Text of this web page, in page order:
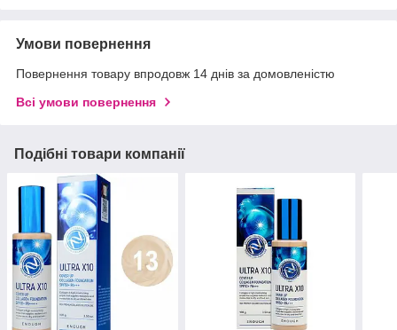
Умови повернення
Повернення товару впродовж 14 днів за домовленістю
Всі умови повернення
Подібні товари компанії